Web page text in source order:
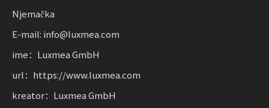
Njemačka
E-mail: info@luxmea.com
ime：Luxmea GmbH
url：https://www.luxmea.com
kreator：Luxmea GmbH